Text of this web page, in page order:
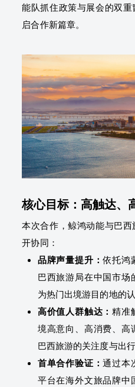
能队抓住政策与展会的双
启合作新篇章。
核心目标：高触达、
本次合作，鲸鸿动能与巴
开协同：
品牌声量提升：依托鸿
巴西旅游局在中国市
为热门出境游目的地的认
高价值人群触达：精准
境高意向、高消费、高
巴西旅游的关注度与出行
首单合作验证：通过本
平台在海外文旅品牌中